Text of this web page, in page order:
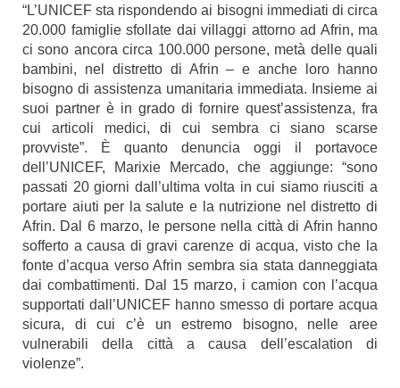
“L’UNICEF sta rispondendo ai bisogni immediati di circa
20.000 famiglie sfollate dai villaggi attorno ad Afrin, ma
ci sono ancora circa 100.000 persone, metà delle quali
bambini, nel distretto di Afrin – e anche loro hanno
bisogno di assistenza umanitaria immediata. Insieme ai
suoi partner è in grado di fornire quest’assistenza, fra
cui articoli medici, di cui sembra ci siano scarse
provviste”. È quanto denuncia oggi il portavoce
dell’UNICEF, Marixie Mercado, che aggiunge: “sono
passati 20 giorni dall’ultima volta in cui siamo riusciti a
portare aiuti per la salute e la nutrizione nel distretto di
Afrin. Dal 6 marzo, le persone nella città di Afrin hanno
sofferto a causa di gravi carenze di acqua, visto che la
fonte d’acqua verso Afrin sembra sia stata danneggiata
dai combattimenti. Dal 15 marzo, i camion con l’acqua
supportati dall’UNICEF hanno smesso di portare acqua
sicura, di cui c’è un estremo bisogno, nelle aree
vulnerabili della città a causa dell’escalation di
violenze”.